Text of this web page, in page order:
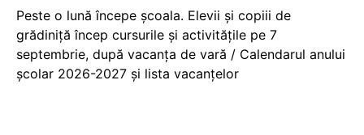
Peste o lună începe școala. Elevii și copiii de
grădiniță încep cursurile și activitățile pe 7
septembrie, după vacanța de vară / Calendarul anului
școlar 2026-2027 și lista vacanțelor